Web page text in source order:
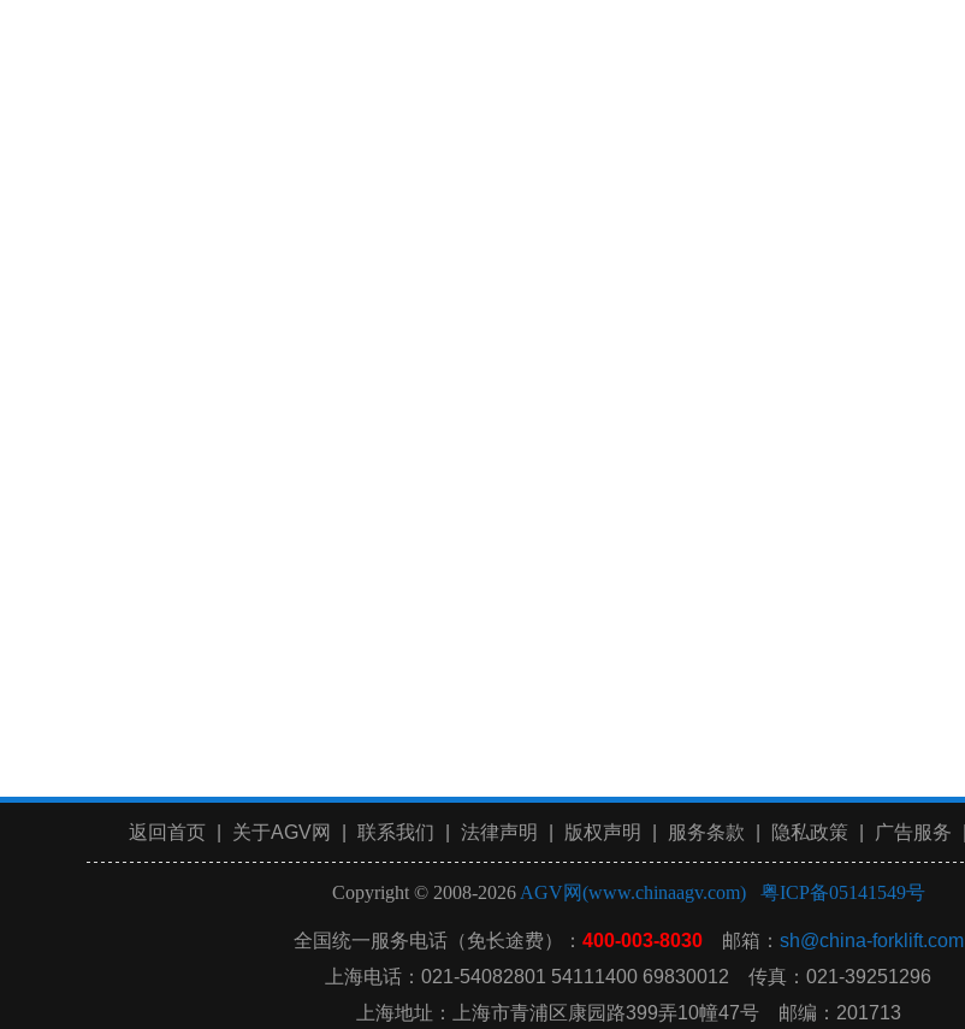
返回首页 关于AGV网 联系我们 法律声明 版权声明 服务条款 隐私政策 广告服务
Copyright © 2008-2026 AGV网(www.chinaagv.com) 粤ICP备05141549号
全国统一服务电话（免长途费）： 400-003-8030邮箱： sh@china-forklift.com
上海电话：021-54082801 54111400 69830012 传真：021-39251296
上海地址：上海市青浦区康园路399弄10幢47号 邮编：201713